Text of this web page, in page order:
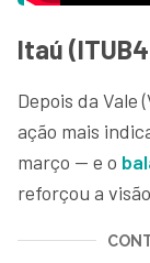
Itaú
Depois da Vale
ação mais
março — e o
reforçou a